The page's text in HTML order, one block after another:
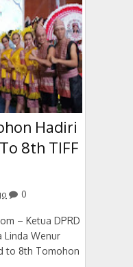
Hadiri
8th TIFF
0
– Ketua DPRD
Linda Wenur
to 8th Tomohon